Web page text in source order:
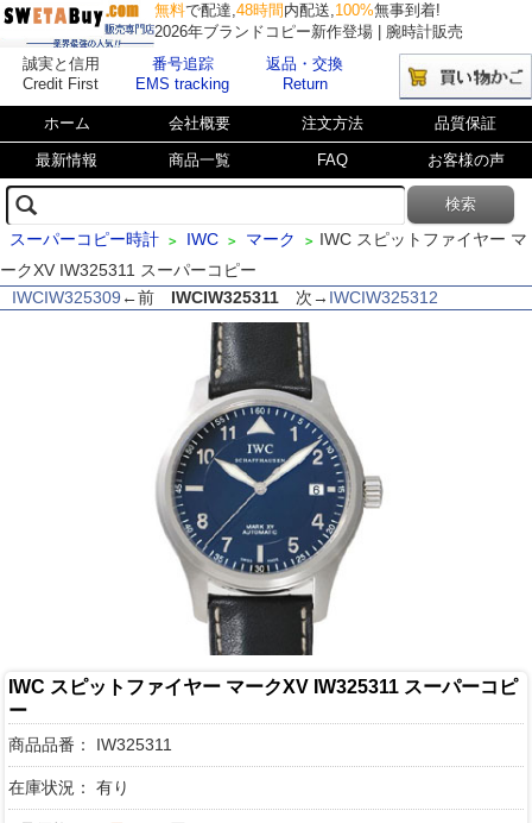
無料で配達,48時間 内配送,100%無事到着!
2026年ブランドコピー新作登場 | 腕時計販売
誠実と信用
Credit First
番号追踪
EMS tracking
返品・交換
Return
ホーム 会社概要 注文方法 品質保証
最新情報 商品一覧 FAQ お客様の声
スーパーコピー時計 > IWC > マーク > IWC スピットファイヤー マ
ークXV IW325311 スーパーコピー
IWCIW325309 ←前 IWCIW325311 次→ IWCIW325312
IWC スピットファイヤー マークXV IW325311 スーパーコピ
ー
商品品番： IW325311
在庫状況： 有り